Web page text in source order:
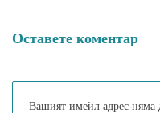
Оставете коментар
Вашият имейл адрес няма